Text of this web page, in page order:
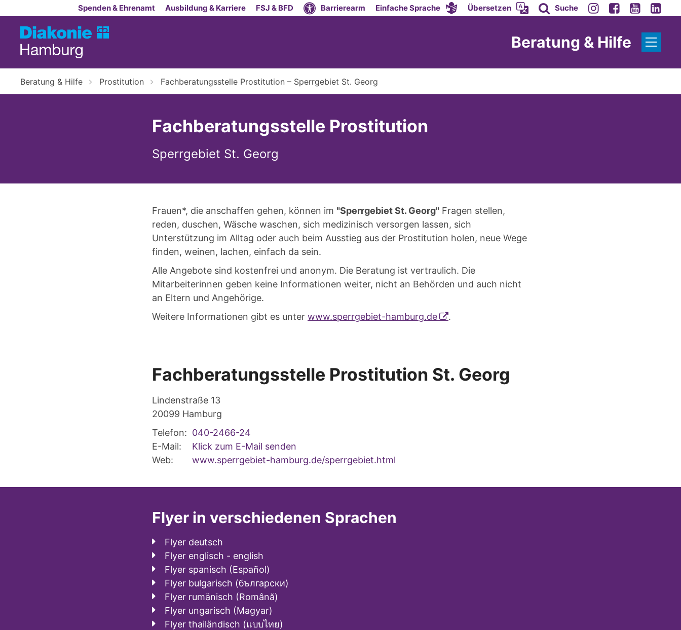
Zum Inhalt springenSpenden & Ehrenamt Ausbildung & Karriere FSJ & BFD Barrierearm Einfache Sprache Übersetzen Suche
Beratung & Hilfe
Beratung & Hilfe Prostitution Fachberatungsstelle Prostitution – Sperrgebiet St. Georg
Fachberatungsstelle Prostitution
Sperrgebiet St. Georg
Frauen*, die anschaffen gehen, können im "Sperrgebiet St. Georg" Fragen stellen,
reden, duschen, Wäsche waschen, sich medizinisch versorgen lassen, sich
Unterstützung im Alltag oder auch beim Ausstieg aus der Prostitution holen, neue Wege
finden, weinen, lachen, einfach da sein.
Alle Angebote sind kostenfrei und anonym. Die Beratung ist vertraulich. Die
Mitarbeiterinnen geben keine Informationen weiter, nicht an Behörden und auch nicht
an Eltern und Angehörige.
Weitere Informationen gibt es unter www.sperrgebiet-hamburg.de .
Fachberatungsstelle Prostitution St. Georg
Lindenstraße 13
20099 Hamburg
Telefon: 040-2466-24
E-Mail:
Klick zum E-Mail senden
Web:
www.sperrgebiet-hamburg.de/sperrgebiet.html
Flyer in verschiedenen Sprachen
Flyer deutsch
Flyer englisch - english
Flyer spanisch (Español)
Flyer bulgarisch (български)
Flyer rumänisch (Română)
Flyer ungarisch (Magyar)
Flyer thailändisch (แบบไทย)